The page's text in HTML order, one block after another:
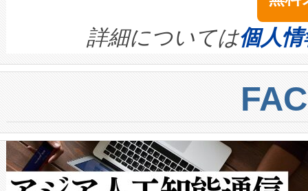
きます。この効率性は、フェ
ます。 Voltaiq provides a
quality and reliability for AI
BESS stack to ensure battery
centers. Voltaiqは、ai&のAI
からシステム統合、試運転、
クルの各段階のデータを監視
[…]
す。ノーマルモードでは、
ートル先まで検出でき、これ
トに対して約600メートルに
では、反射率10％のターゲッ
で向上し、最大検知距離は
ットだけで最大1キロメート
詳細については個人